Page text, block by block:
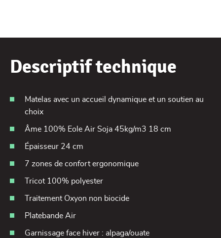
Descriptif technique
Matelas avec un accueil dynamique et un soutien au
choix
Âme 100% Eole Air Soja 45kg/m3 18 cm
Épaisseur 24 cm
7 zones de confort ergonomique
Tricot 100% polyester
Traitement Oxyon non biocide
Platebande Air
Garnissage face hiver : alpaga/ouate